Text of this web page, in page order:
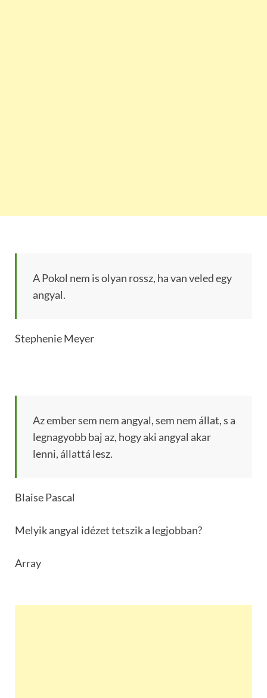
A Pokol nem is olyan rossz, ha van veled egy
angyal.
Stephenie Meyer
Az ember sem nem angyal, sem nem állat, s a
legnagyobb baj az, hogy aki angyal akar
lenni, állattá lesz.
Blaise Pascal
Melyik angyal idézet tetszik a legjobban?
Array